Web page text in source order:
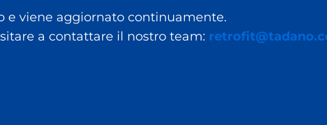
e viene aggiornato continuamente.
a contattare il nostro team: